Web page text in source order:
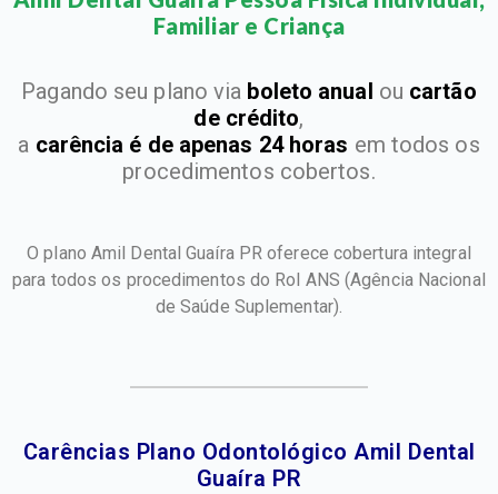
Familiar e Criança​
Pagando seu plano via boleto anual ou cartão
de crédito,
a carência é de apenas 24 horas em todos os
procedimentos cobertos.
O plano Amil Dental Guaíra PR oferece cobertura integral
para todos os procedimentos do Rol ANS(Agência Nacional
de Saúde Suplementar).
Carências Plano Odontológico Amil Dental
Guaíra PR​